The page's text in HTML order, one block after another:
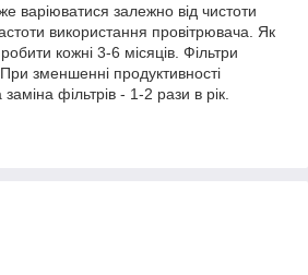
варіюватися залежно від чистоти
використання провітрювача. Як
кожні 3-6 місяців. Фільтри
зменшенні продуктивності
фільтрів - 1-2 рази в рік.